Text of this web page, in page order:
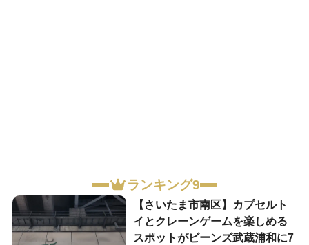
ランキング9
【さいたま市南区】カプセルト
イとクレーンゲームを楽しめる
スポットがビーンズ武蔵浦和に7